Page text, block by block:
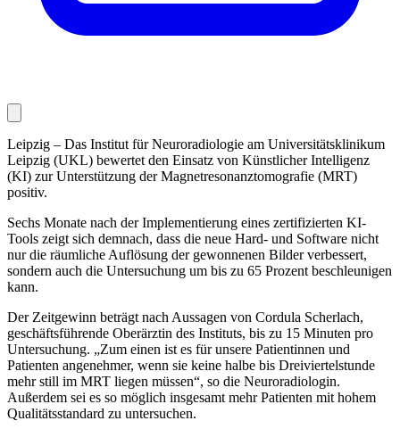
Leipzig – Das Institut für Neuroradiologie am Universitätsklinikum
Leipzig (UKL) bewertet den Einsatz von Künstlicher Intelligenz
(KI) zur Unterstützung der Magnetresonanztomografie (MRT)
positiv.
Sechs Monate nach der Implementierung eines zertifizierten KI-
Tools zeigt sich demnach, dass die neue Hard- und Software nicht
nur die räumliche Auflösung der gewonnenen Bilder verbessert,
sondern auch die Untersuchung um bis zu 65 Prozent beschleunigen
kann.
Der Zeitgewinn beträgt nach Aussagen von Cordula Scherlach,
geschäftsführende Oberärztin des Instituts, bis zu 15 Minuten pro
Untersuchung. „Zum einen ist es für unsere Patientinnen und
Patienten angenehmer, wenn sie keine halbe bis Dreiviertelstunde
mehr still im MRT liegen müssen“, so die Neuroradiologin.
Außerdem sei es so möglich insgesamt mehr Patienten mit hohem
Qualitätsstandard zu untersuchen.